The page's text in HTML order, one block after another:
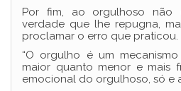
Por fim, ao orgulhoso não
verdade que lhe repugna,
proclamar o erro que praticou.
“O orgulho é um
maior quanto menor e mais
emocional do orgulhoso, só e